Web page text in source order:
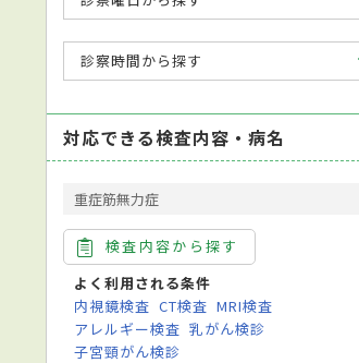
診察時間から探す
対応できる検査内容・病名
重症筋無力症
検査内容から探す
よく利用される条件
内視鏡検査 CT検査 MRI検査
アレルギー検査 乳がん検診
子宮頸がん検診